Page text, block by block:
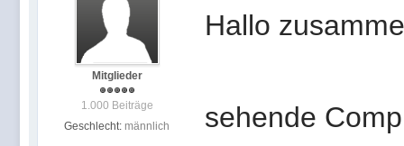
Mitglieder
1.000 Beiträge
Geschlecht: männlich
Hallo
sehende